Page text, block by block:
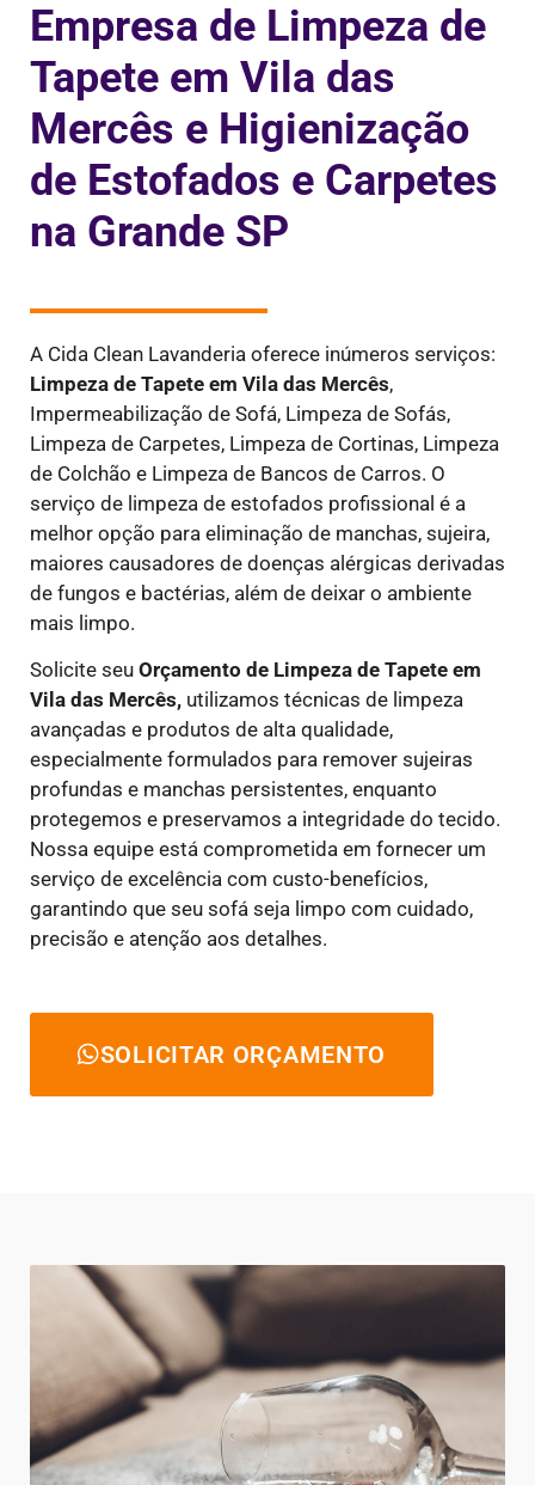
Empresa de Limpeza de
Tapete em Vila das
Mercês e Higienização
de Estofados e Carpetes
na Grande SP
A Cida Clean Lavanderia oferece inúmeros serviços:
Limpeza de Tapete em Vila das Mercês,
Impermeabilização de Sofá, Limpeza de Sofás,
Limpeza de Carpetes, Limpeza de Cortinas, Limpeza
de Colchão e Limpeza de Bancos de Carros. O
serviço de limpeza de estofados profissional é a
melhor opção para eliminação de manchas, sujeira,
maiores causadores de doenças alérgicas derivadas
de fungos e bactérias, além de deixar o ambiente
mais limpo.
Solicite seu Orçamento de Limpeza de Tapete em
Vila das Mercês, utilizamos técnicas de limpeza
avançadas e produtos de alta qualidade,
especialmente formulados para remover sujeiras
profundas e manchas persistentes, enquanto
protegemos e preservamos a integridade do tecido.
Nossa equipe está comprometida em fornecer um
serviço de excelência com custo-benefícios,
garantindo que seu sofá seja limpo com cuidado,
precisão e atenção aos detalhes.
SOLICITAR ORÇAMENTO